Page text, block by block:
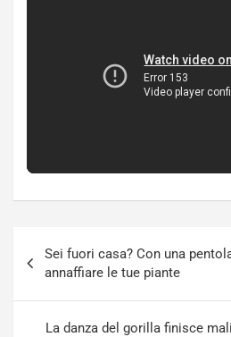
articoli
Sei fuori casa? Con una
annaffiare le tue piante
La danza del gorilla finisce